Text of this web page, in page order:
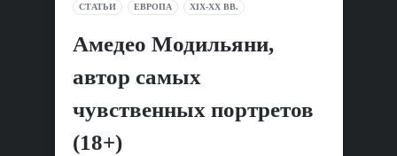
СТАТЬИ ЕВРОПА XIX-XX ВВ.
Амедео Модильяни,
автор самых
чувственных портретов
(18+)